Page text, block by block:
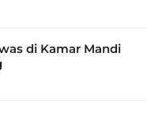
di Kamar Mandi